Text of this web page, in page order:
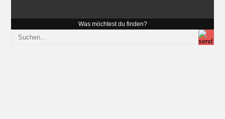
Was möchtest du finden?